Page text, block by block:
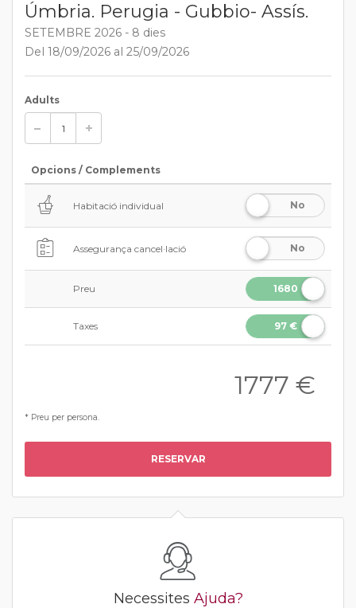
Úmbria. Perugia - Gubbio- Assís.
SETEMBRE 2026 - 8 dies
Del 18/09/2026 al 25/09/2026
Adults
Opcions / Complements
Habitació individual No
Assegurança cancel·lació No
Preu
1680
€
Taxes
97 €
1777 €
* Preu per persona.
RESERVAR
Necessites Ajuda?